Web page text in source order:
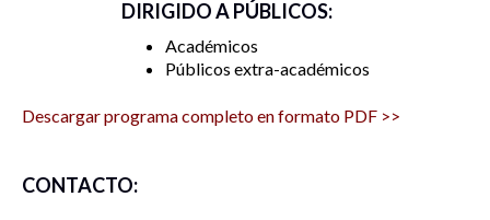
DIRIGIDO A PÚBLICOS:
Académicos
Públicos extra-académicos
Descargar programa completo en formato PDF >>
CONTACTO: